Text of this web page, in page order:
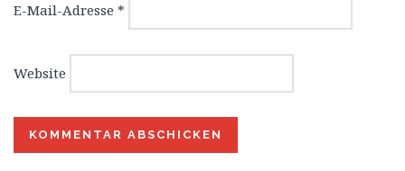
E-Mail-Adresse *
Website